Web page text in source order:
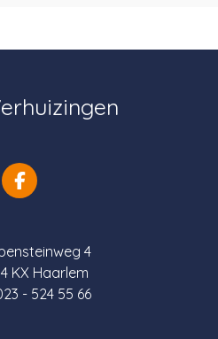
4
KX Haarlem
- 524 55 66